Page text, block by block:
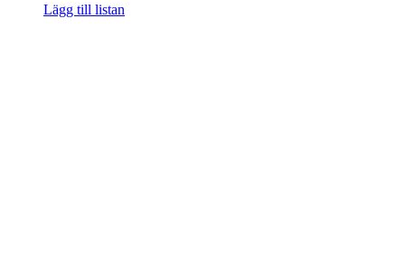
Lägg till listan